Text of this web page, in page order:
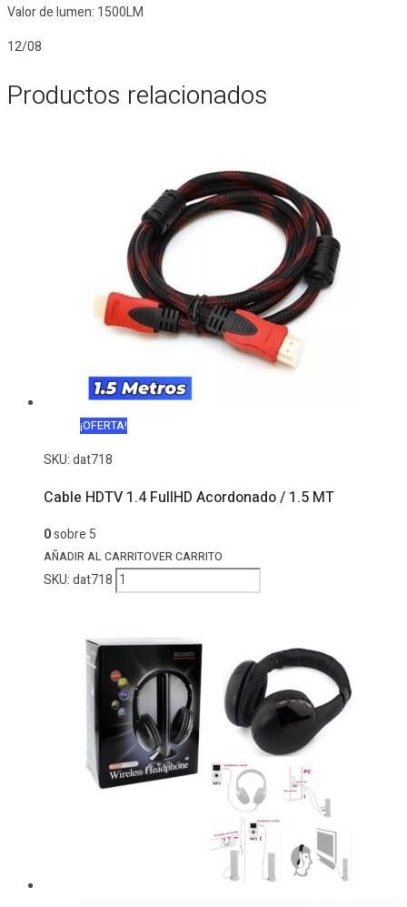
Valor de lumen: 1500LM
12/08
Productos relacionados
¡OFERTA!
SKU:dat718
Cable HDTV 1.4 FullHD Acordonado / 1.5 MT
0sobre 5
AÑADIR AL CARRITOVER CARRITO
SKU:dat718 Cable
HDTV
FullHD
Acordonado
/
1.5
MT
cantidad